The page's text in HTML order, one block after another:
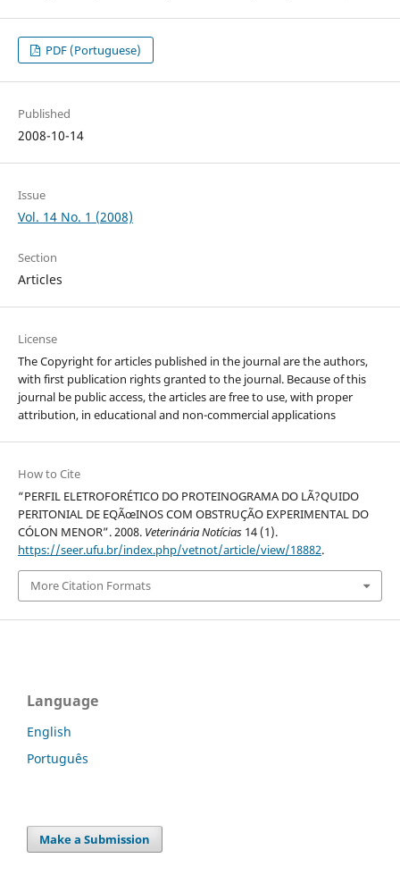
PDF (Portuguese)
Published
2008-10-14
Issue
Vol. 14 No. 1 (2008)
Section
Articles
License
The Copyright for articles published in the journal are the authors,
with first publication rights granted to the journal. Because of this
journal be public access, the articles are free to use, with proper
attribution, in educational and non-commercial applications
How to Cite
“PERFIL ELETROFORÉTICO DO PROTEINOGRAMA DO LÃ?QUIDO
PERITONIAL DE EQÃœINOS COM OBSTRUÇÃO EXPERIMENTAL DO
CÓLON MENOR”. 2008. Veterinária Notícias14 (1).
https://seer.ufu.br/index.php/vetnot/article/view/18882.
More Citation Formats
Language
English
Português
Make a Submission